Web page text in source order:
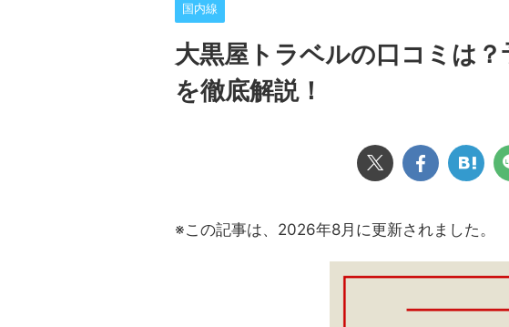
国内線
大黒屋トラベルの口コミは
を徹底解説！
※この記事は、2026年8月に更新されました。